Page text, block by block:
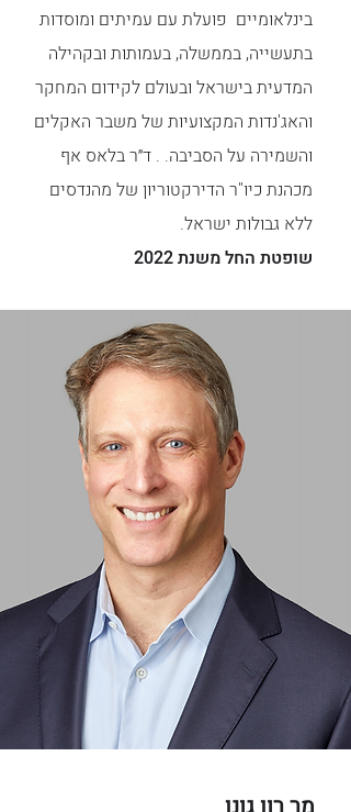
בינלאומיים פועלת עם עמיתים ומוסדות
בתעשייה, בממשלה, בעמותות ובקהילה
המדעית בישראל ובעולם לקידום המחקר
והאג'נדות המקצועיות של משבר האקלים
והשמירה על הסביבה. . ד״ר בלאס אף
מכהנת כיו"ר הדירקטוריון של מהנדסים
ללא גבולות ישראל.
שופטת החל משנת 2022